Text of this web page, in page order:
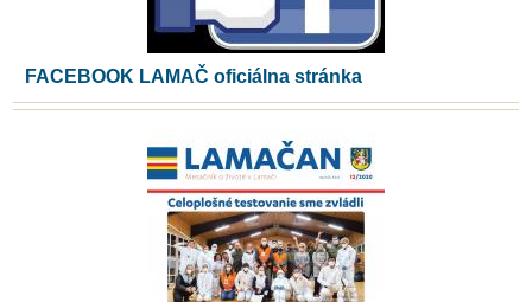
FACEBOOK LAMAČ oficiálna stránka